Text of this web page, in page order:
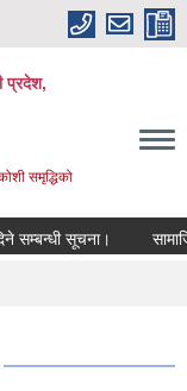
प्रदेश,
समृद्धिको
सूचना।